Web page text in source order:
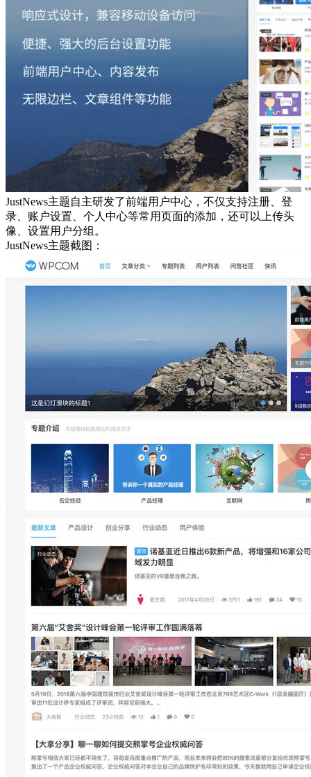
JustNews主题自主研发了前端用户中心，不仅支持注册、登
录、账户设置、个人中心等常用页面的添加，还可以上传头
像、设置用户分组。
JustNews主题截图：